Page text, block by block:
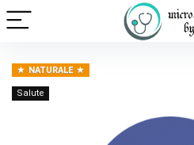
NATURALE
Salute